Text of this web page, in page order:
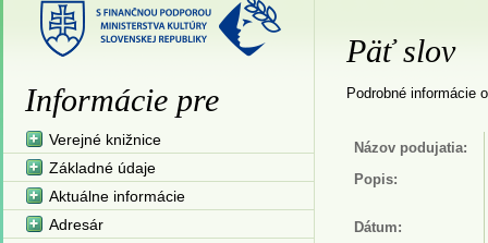
Päť slov
Podrobné informácie
Názov podujatia:
Popis:
Dátum:
Informácie pre
Verejné knižnice
Základné údaje
Aktuálne informácie
Adresár